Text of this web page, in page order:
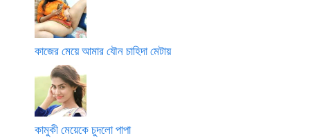
কাজের মেয়ে আমার যৌন চাহিদা মেটায়
কামুকী মেয়েকে চুদলো পাপা